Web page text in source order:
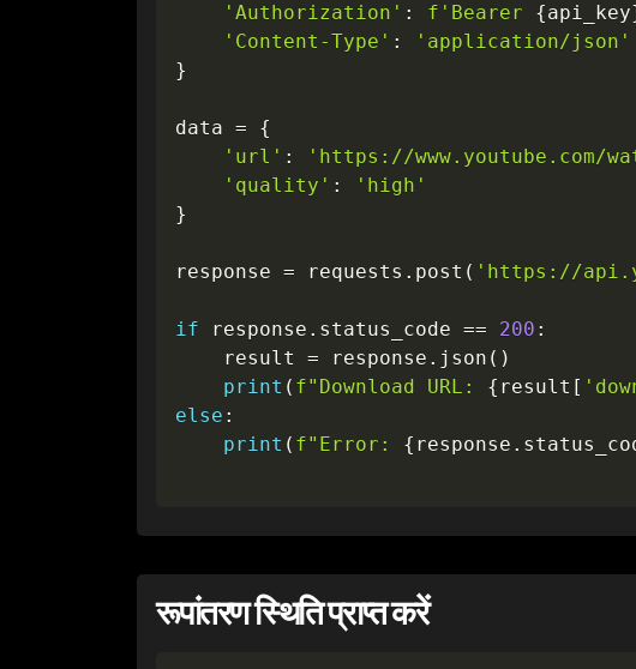
'Authorization' : f'Bearer {api_key
'Content-Type' :
'application/json'
}
data =
{
'url' : 'https://www.youtube.com/
'quality' :
'high'
}
response = requests . post ( 'https://
if response . status_code == 200 :
    result
= response . json ( )
print ( f"Download URL: { result [
else :
print ( f"Error: { response .
रूपांतरण स्थिति प्राप्त करें